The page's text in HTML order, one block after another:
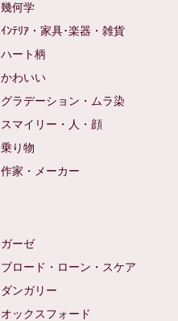
幾何学
ｲﾝﾃﾘｱ・家具･楽器・雑貨
ハート柄
かわいい
グラデーション・ムラ染
スマイリー・人・顔
乗り物
作家・メーカー
ガーゼ
ブロード・ローン・スケア
ダンガリー
オックスフォード